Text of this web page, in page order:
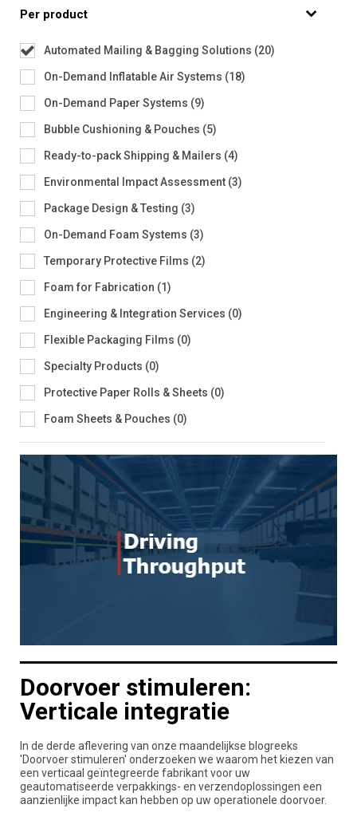
Per product
Automated Mailing & Bagging Solutions (20)
On-Demand Inflatable Air Systems (18)
On-Demand Paper Systems (9)
Bubble Cushioning & Pouches (5)
Ready-to-pack Shipping & Mailers (4)
Environmental Impact Assessment (3)
Package Design & Testing (3)
On-Demand Foam Systems (3)
Temporary Protective Films (2)
Foam for Fabrication (1)
Engineering & Integration Services (0)
Flexible Packaging Films (0)
Specialty Products (0)
Protective Paper Rolls & Sheets (0)
Foam Sheets & Pouches (0)
Doorvoer stimuleren:
Verticale integratie
In de derde aflevering van onze maandelijkse blogreeks
'Doorvoer stimuleren' onderzoeken we waarom het kiezen van
een verticaal geïntegreerde fabrikant voor uw
geautomatiseerde verpakkings- en verzendoplossingen een
aanzienlijke impact kan hebben op uw operationele doorvoer.